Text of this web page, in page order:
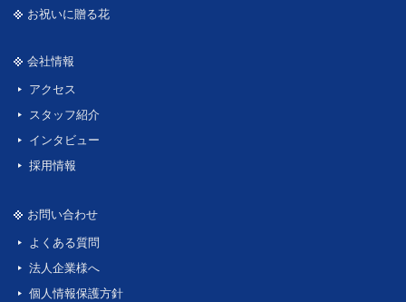
お祝いに贈る花
会社情報
アクセス
スタッフ紹介
インタビュー
採用情報
お問い合わせ
よくある質問
法人企業様へ
個人情報保護方針